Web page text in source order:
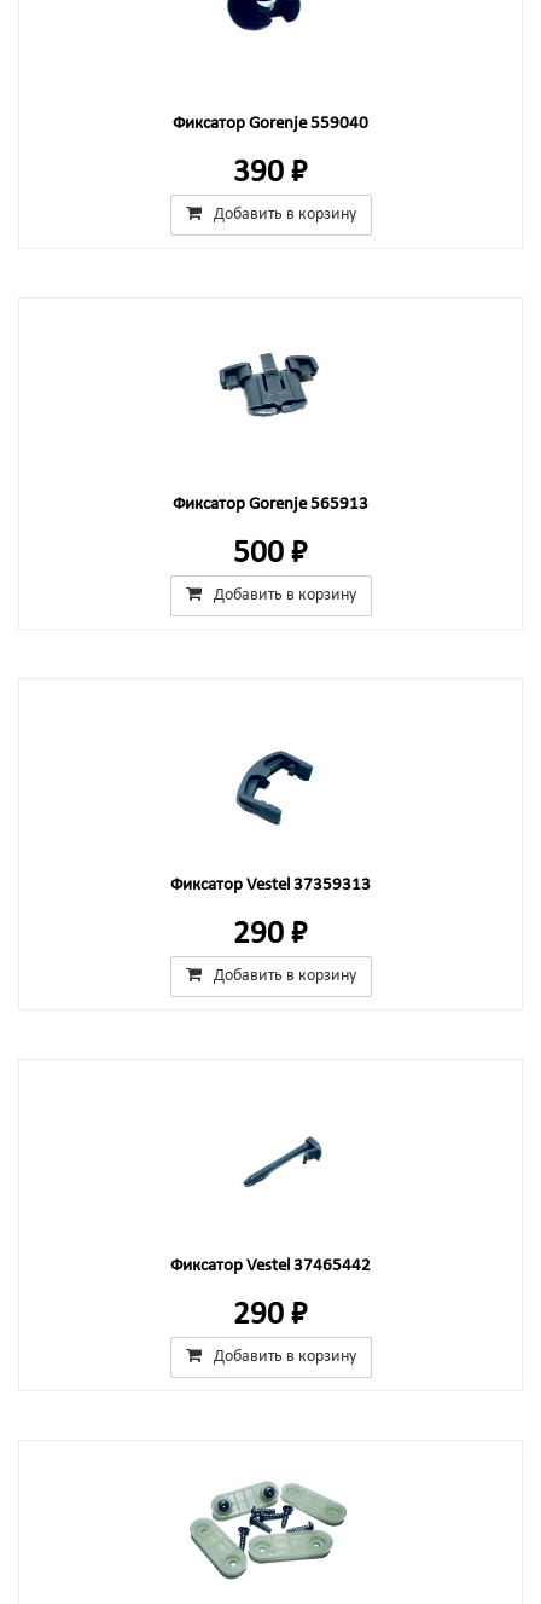
Фиксатор Gorenje 559040
390 ₽
Добавить в корзину
Фиксатор Gorenje 565913
500 ₽
Добавить в корзину
Фиксатор Vestel 37359313
290 ₽
Добавить в корзину
Фиксатор Vestel 37465442
290 ₽
Добавить в корзину